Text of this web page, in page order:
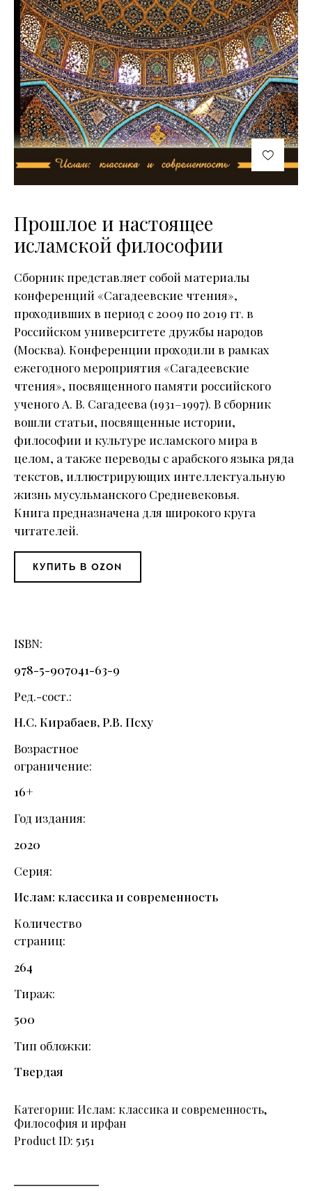
Прошлое и настоящее
исламской философии
Сборник представляет собой материалы
конференций «Сагадеевские чтения»,
проходивших в период с 2009 по 2019 гг. в
Российском университете дружбы народов
(Москва). Конференции проходили в рамках
ежегодного мероприятия «Сагадеевские
чтения», посвященного памяти российского
ученого А. В. Сагадеева (1931–1997). В сборник
вошли статьи, посвященные истории,
философии и культуре исламского мира в
целом, а также переводы с арабского языка ряда
текстов, иллюстрирующих интеллектуальную
жизнь мусульманского Средневековья.
Книга предназначена для широкого круга
читателей.
КУПИТЬ В OZON
ISBN
978-5-907041-63-9
Ред.-сост.
Н.С. Кирабаев, Р.В. Псху
Возрастное
ограничение
16+
Год издания
2020
Серия
Ислам: классика и современность
Количество
страниц
264
Тираж
500
Тип обложки
Твердая
Категории: Ислам: классика и современность,
Философия и ирфан
Product ID: 5151